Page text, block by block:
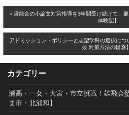
« 潜龍舎の小論文対策指導を3年間受け続けて、
体験記】
アドミッション・ポリシーと志望学科の選択に
抜 対策方法の鍵⑨
カテゴリー
浦高・一女・大宮・市立挑戦！雄飛会
ま市・北浦和】